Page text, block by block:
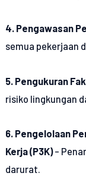
4. Pengawasan
semua pekerjaan
5. Pengukuran
risiko lingkungan
6. Pengelolaan
Kerja (P3K)–
darurat.